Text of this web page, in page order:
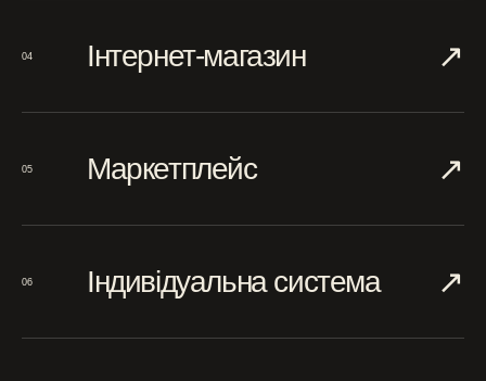
04 Інтернет-магазин ↗︎
05 Маркетплейс ↗︎
06 Індивідуальна система ↗︎